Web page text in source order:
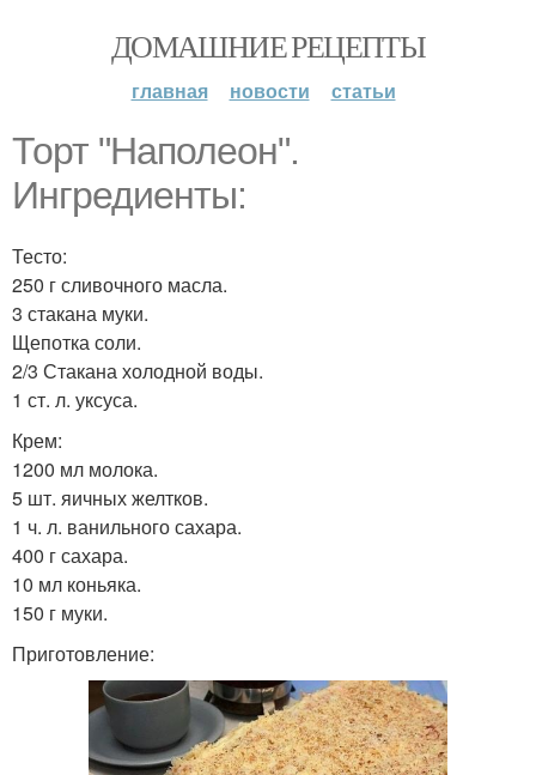
ДОМАШНИЕ РЕЦЕПТЫ
главная новости статьи
Торт "Наполеон".
Ингредиенты:
Тесто:
250 г сливочного масла.
3 стакана муки.
Щепотка соли.
2/3 Стакана холодной воды.
1 ст. л. уксуса.
Крем:
1200 мл молока.
5 шт. яичных желтков.
1 ч. л. ванильного сахара.
400 г сахара.
10 мл коньяка.
150 г муки.
Приготовление: